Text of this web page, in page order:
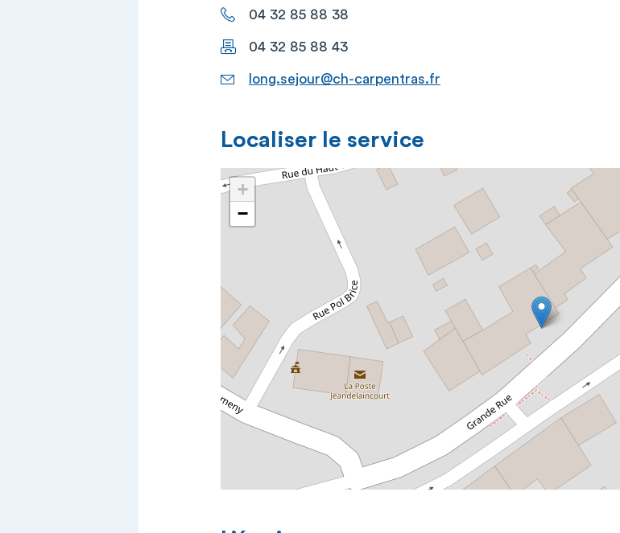
04 32 85 88 38
04 32 85 88 43
long.sejour@ch-carpentras.fr
Localiser le service
+
−